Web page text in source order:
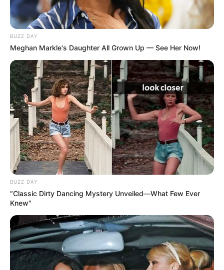
BUZZ DAY
Meghan Markle's Daughter All Grown Up — See Her Now!
BUZZ DAY
“Classic Dirty Dancing Mystery Unveiled—What Few Ever
Knew"